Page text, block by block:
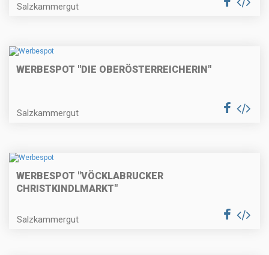
Salzkammergut
WERBESPOT "DIE OBERÖSTERREICHERIN"
Salzkammergut
WERBESPOT "VÖCKLABRUCKER
CHRISTKINDLMARKT"
Salzkammergut